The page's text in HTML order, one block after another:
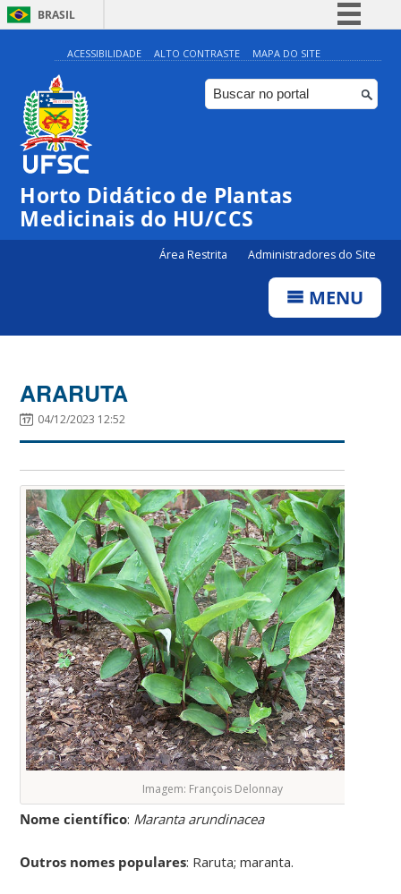
BRASIL
Simplifique!
Comunica BR
Participe
Canais
ACESSIBILIDADE ALTO CONTRASTE MAPA DO SITE
Horto Didático de Plantas
Medicinais do HU/CCS
Área Restrita Administradores do Site
MENU
ARARUTA
04/12/2023 12:52
Imagem: François Delonnay
Nome científico: Maranta arundinacea
Outros nomes populares: Raruta; maranta.